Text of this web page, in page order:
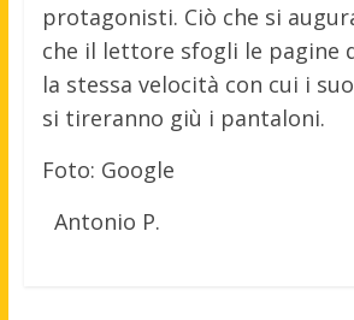
protagonisti. Ciò che si
che il lettore sfogli le pagine
la stessa velocità con cui i
si tireranno giù i pantaloni.
Foto: Google
Antonio P.